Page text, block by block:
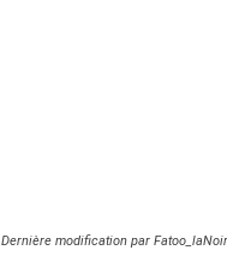
Dernière modification par